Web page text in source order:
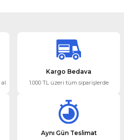
veya görüntülenemiyor.
bilgiler bulunuyor.
pahalı.
olmalı.
Kargo Bedava
1.000 TL üzeri tüm siparişlerde
Aynı Gün Teslimat